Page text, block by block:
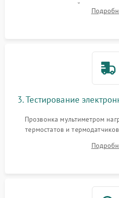
стеклокерамической
сенсорного блока для доступа
3. Тестирование
Прозвонка мультиметром
термостатов и
модуля, реле, диодных мостов
индукции). Проверка кранов и